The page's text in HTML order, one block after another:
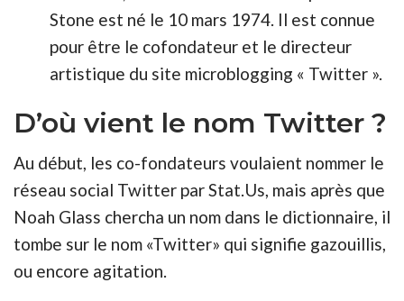
Stone est né le 10 mars 1974. Il est connue
pour être le cofondateur et le directeur
artistique du site microblogging « Twitter ».
D’où vient le nom Twitter ?
Au début, les co-fondateurs voulaient nommer le
réseau social Twitter par Stat.Us, mais après que
Noah Glass chercha un nom dans le dictionnaire, il
tombe sur le nom «Twitter» qui signifie gazouillis,
ou encore agitation.